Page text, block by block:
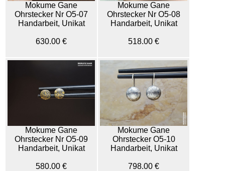
Mokume Gane
Ohrstecker Nr O5-07
Handarbeit, Unikat
630.00 €
Mokume Gane
Ohrstecker Nr O5-08
Handarbeit, Unikat
518.00 €
Mokume Gane
Ohrstecker Nr O5-09
Handarbeit, Unikat
580.00 €
Mokume Gane
Ohrstecker O5-10
Handarbeit, Unikat
798.00 €